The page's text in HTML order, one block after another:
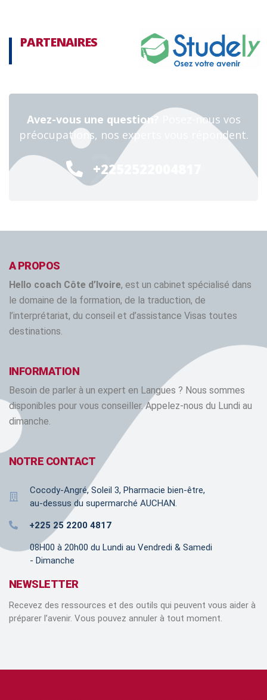
PARTENAIRES
Avez-vous une question?
Posez-nous vos
préocupations, nos experts vous répondent.
+2252522004817
24/7
A PROPOS
Hello coach Côte d’Ivoire, est un cabinet spécialisé dans
le domaine de la formation, de la traduction, de
l’interprétariat, du conseil et d’assistance Visas toutes
destinations.
INFORMATION
Besoin de parler à un expert en Langues ? Nous sommes
disponibles pour vous conseiller. Appelez-nous du Lundi au
dimanche.
NOTRE CONTACT
Cocody-Angré, Soleil 3, Pharmacie bien-être,
au-dessus du supermarché AUCHAN.
+225 25 2200 4817
08H00 à 20h00 du Lundi au Vendredi & Samedi
- Dimanche
NEWSLETTER
Recevez des ressources et des outils qui peuvent vous aider à
préparer l’avenir. Vous pouvez annuler à tout moment.